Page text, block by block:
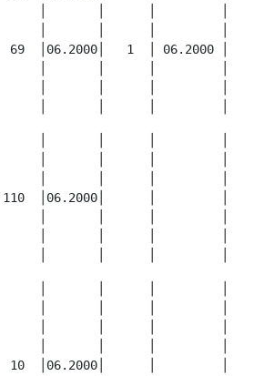
│      │       │      │         │
69  │06.2000│   1  │ 06.2000 │
│      │       │      │         │
│      │       │      │         │
│       │      │         │
│      │       │      │         │
│      │       │      │         │
110  │06.2000│      │
│      │       │      │         │
│      │       │      │         │
│       │      │         │
-│      │       │      │         │
│      │       │      │         │
│      │       │      │         │
10  │06.2000│      │         │